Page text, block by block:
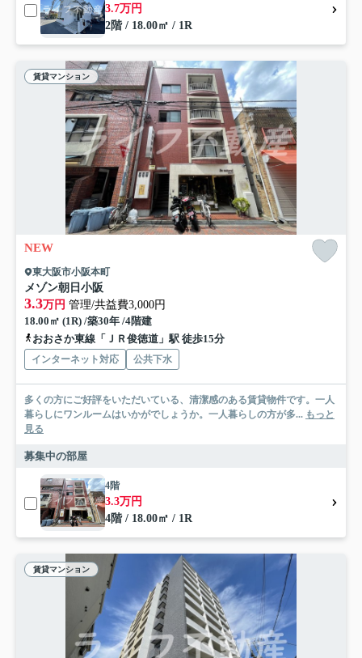
3.7万円
2階 / 18.00㎡ / 1R
賃貸マンション
NEW
東大阪市小阪本町
メゾン朝日小阪
3.3万円 管理/共益費3,000円
18.00㎡ (1R) /築30年 /4階建
おおさか東線「ＪＲ俊徳道」駅 徒歩15分
インターネット対応 公共下水
多くの方にご好評をいただいている、清潔感のある賃貸物件です。一人
暮らしにワンルームはいかがでしょうか。一人暮らしの方が多... もっと
見る
募集中の部屋
4階
3.3万円
4階 / 18.00㎡ / 1R
賃貸マンション